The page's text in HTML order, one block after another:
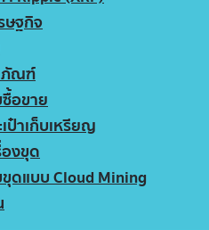
ษฐกิจ
ภัณฑ์
ซื้อขาย
ป๋าเก็บเหรียญ
องขุด
ขุดแบบ Cloud Mining